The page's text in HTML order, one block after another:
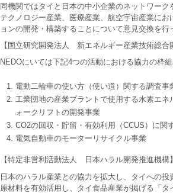
同機関ではタイと日本の中小企業のネットワー
テクノロジー産業、医療産業、航空宇宙産業に
ョンの開発・構築することについて意見交換を行
【国立研究開発法人 新エネルギー産業技術総合
NEDOにいては下記4つの活動における協力の枠組
電動二輪車の使い方（使い道）関する調査事
工業団地の産業プラントで使用する水素エ
ォークリフトの開発事業
CO2の回収・貯留・有効利用（CCUS）に関
電気自動車のモーターリサイクル事業
【特定非営利活動法人 日本ハラル開発推進機構】
日本のハラル産業との協力を拡大し、タイへの
原材料を有効活用し、タイ食品産業が掲げる「